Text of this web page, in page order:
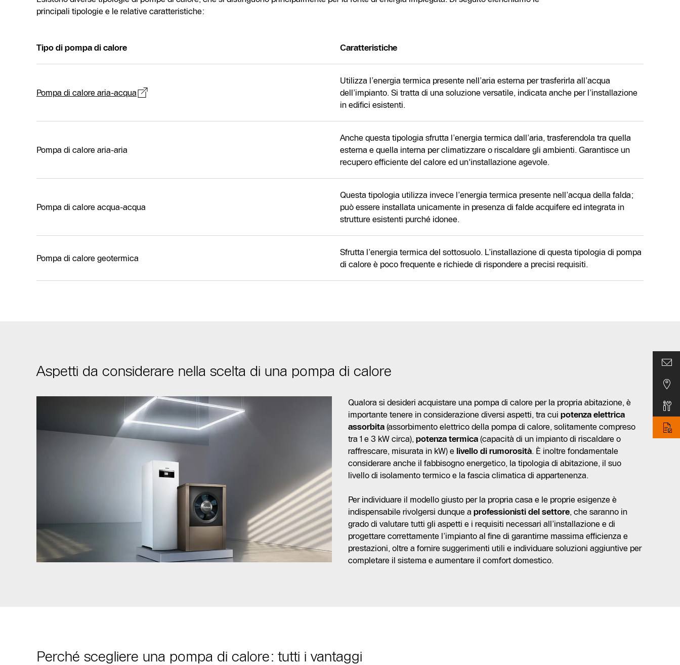
principali tipologie e le relative caratteristiche:
Tipo di pompa di calore Caratteristiche
Pompa di calore aria-acqua
Utilizza l’energia termica presente nell’aria esterna per trasferirla all’acqua
dell’impianto. Si tratta di una soluzione versatile, indicata anche per l’installazione
in edifici esistenti.
Pompa di calore aria-aria
Anche questa tipologia sfrutta l’energia termica dall’aria, trasferendola tra quella
esterna e quella interna per climatizzare o riscaldare gli ambienti. Garantisce un
recupero efficiente del calore ed un'installazione agevole.
Pompa di calore acqua-acqua
Questa tipologia utilizza invece l’energia termica presente nell’acqua della falda;
può essere installata unicamente in presenza di falde acquifere ed integrata in
strutture esistenti purché idonee.
Pompa di calore geotermica
Sfrutta l’energia termica del sottosuolo. L’installazione di questa tipologia di pompa
di calore è poco frequente e richiede di rispondere a precisi requisiti.
Aspetti da considerare nella scelta di una pompa di calore
Qualora si desideri acquistare una pompa di calore per la propria abitazione, è
importante tenere in considerazione diversi aspetti, tra cui potenza elettrica
assorbita (assorbimento elettrico della pompa di calore, solitamente compreso
tra 1 e 3 kW circa), potenza termica(capacità di un impianto di riscaldare o
raffrescare, misurata in kW) e livello di rumorosità. È inoltre fondamentale
considerare anche il fabbisogno energetico, la tipologia di abitazione, il suo
livello di isolamento termico e la fascia climatica di appartenenza.
Per individuare il modello giusto per la propria casa e le proprie esigenze è
indispensabile rivolgersi dunque a professionisti del settore, che saranno in
grado di valutare tutti gli aspetti e i requisiti necessari all’installazione e di
progettare correttamente l’impianto al fine di garantirne massima efficienza e
prestazioni, oltre a fornire suggerimenti utili e individuare soluzioni aggiuntive per
completare il sistema e aumentare il comfort domestico.
Perché scegliere una pompa di calore: tutti i vantaggi